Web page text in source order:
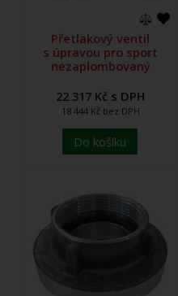
Přetlakový ventil
s úpravou pro sport
nezaplombovaný
22 317 Kč s DPH
18 444 Kč bez DPH
Do košíku